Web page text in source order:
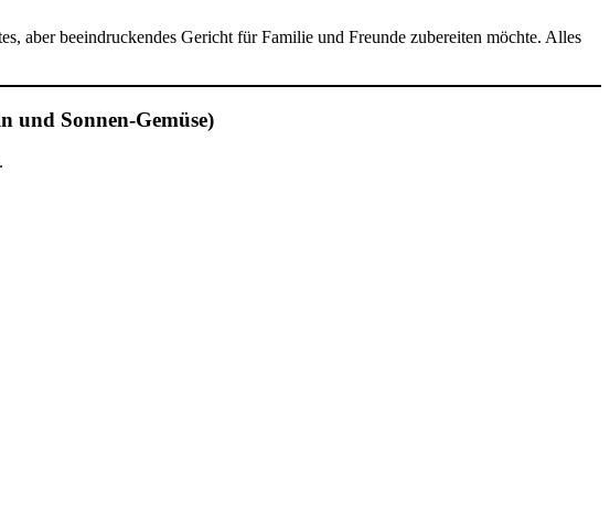
aber beeindruckendes Gericht für Familie und Freunde zubereiten möchte. Alles
und Sonnen-Gemüse)